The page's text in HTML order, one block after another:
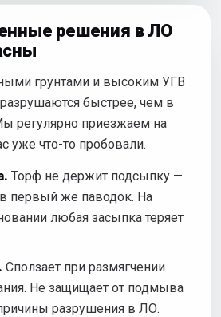
решения в ЛО
грунтами и высоким УГВ
быстрее, чем в
регулярно приезжаем на
уже что-то пробовали.
Торф не держит подсыпку —
первый же паводок. На
любая засыпка теряет
Сползает при размягчении
Не защищает от подмыва
разрушения в ЛО.